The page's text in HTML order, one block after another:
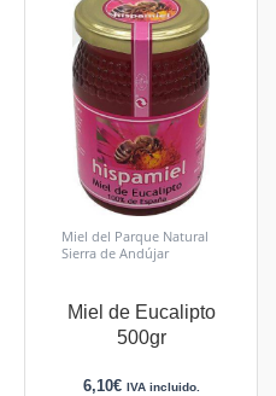
Miel del Parque Natural
Sierra de Andújar
Miel de Eucalipto
500gr
6,10€ IVA incluido.